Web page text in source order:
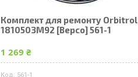
Комплект для ремонту Orbitrol
1810503M92 [Bepco] 561-1
1 269 ₴
561-1